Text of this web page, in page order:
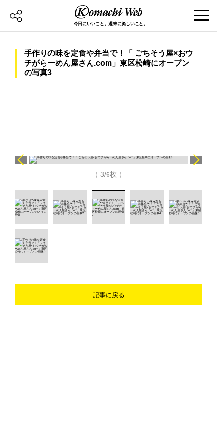
今日にいいこと。週末に楽しいこと。
手作りの味を定食や弁当で！「 ごちそう屋×おウ
チがらーめん屋さん.com」東区松崎にオープン
の写真3
（ 3/6枚 ）
記事に戻る